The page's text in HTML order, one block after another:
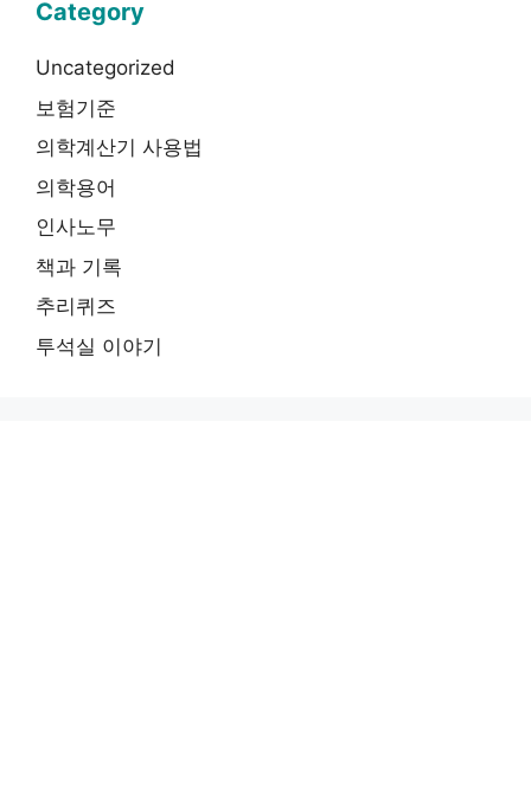
Category
Uncategorized
보험기준
의학계산기 사용법
의학용어
인사노무
책과 기록
추리퀴즈
투석실 이야기